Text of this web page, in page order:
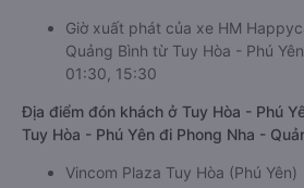
Giờ xuất phát của xe HM
Quảng Bình từ Tuy Hòa - Phú
01:30, 15:30
Địa điểm đón khách ở Tuy Hòa - Phú
Tuy Hòa - Phú Yên đi Phong Nha -
Vincom Plaza Tuy Hòa (Phú Yên)